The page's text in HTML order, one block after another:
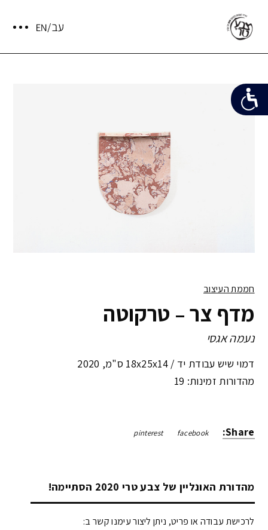
חממת העיצוב
מדף צר – טרקוטה
נעמה אגסי
דמוי שיש עבודת יד / 18x25x14 ס"מ ,
מהדורות זמינות: 19
Share:
facebook
pinterest
מהדורת האונליין של צבע טרי 2020 הסתיימה!
לרכישת עבודה או פריט, ניתן ליצור עימנו קשר ב: